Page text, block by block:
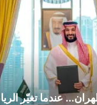
عندما تغيّر